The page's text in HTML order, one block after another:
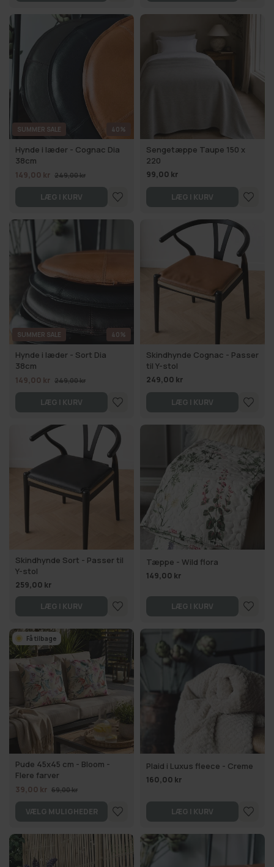
SUMMER SALE 40%
Hynde i læder - Cognac Dia
38cm
149,00 kr 249,00 kr
LÆG I KURV
Sengetæppe Taupe 150 x
220
99,00 kr
LÆG I KURV
SUMMER SALE 40%
Hynde i læder - Sort Dia
38cm
149,00 kr 249,00 kr
LÆG I KURV
Skindhynde Cognac - Passer
til Y-stol
249,00 kr
LÆG I KURV
Skindhynde Sort - Passer til
Y-stol
259,00 kr
LÆG I KURV
Tæppe - Wild flora
149,00 kr
LÆG I KURV
Få tilbage
Pude 45x45 cm - Bloom -
Flere farver
39,00 kr 69,00 kr
VÆLG MULIGHEDER
Plaid i Luxus fleece - Creme
160,00 kr
LÆG I KURV